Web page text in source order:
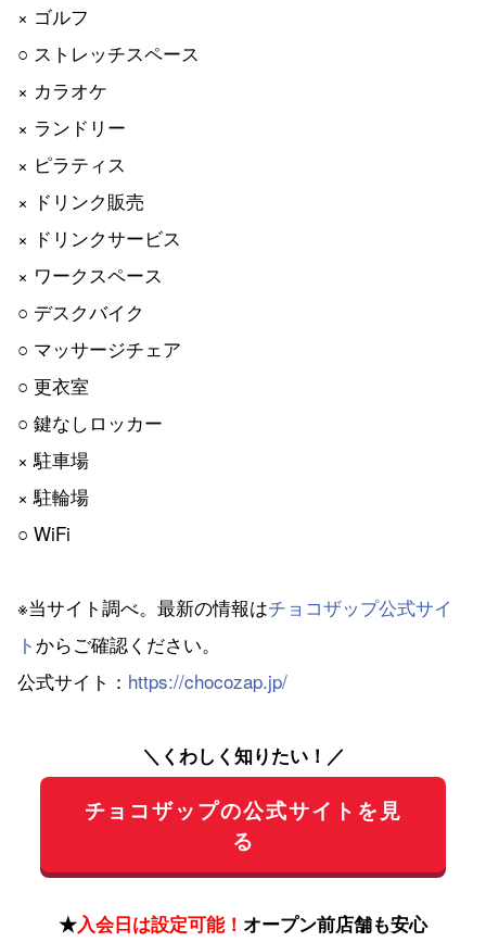
× ゴルフ
○ ストレッチスペース
× カラオケ
× ランドリー
× ピラティス
× ドリンク販売
× ドリンクサービス
× ワークスペース
○ デスクバイク
○ マッサージチェア
○ 更衣室
○ 鍵なしロッカー
× 駐車場
× 駐輪場
○ WiFi
※当サイト調べ。最新の情報はチョコザップ公式サイ
ト からご確認ください。
公式サイト： https://chocozap.jp/
＼くわしく知りたい！／
チョコザップの公式サイトを見
る
★入会日は設定可能！ オープン前店舗も安心